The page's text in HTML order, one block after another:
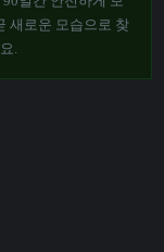
새로운 모습으로 찾
.